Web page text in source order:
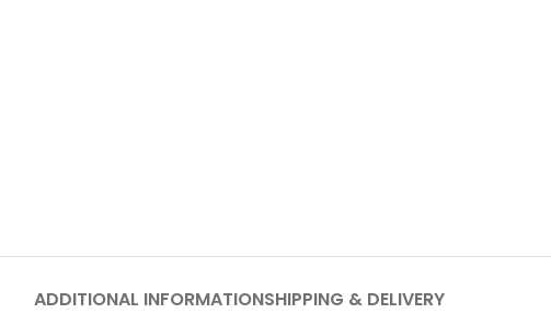
ADDITIONAL INFORMATIONSHIPPING & DELIVERY